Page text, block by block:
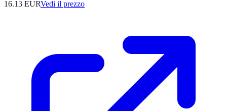
16.13 EURVedi il prezzo